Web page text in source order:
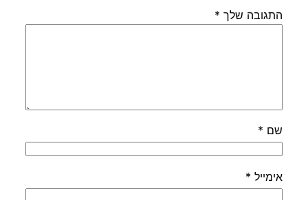
התגובה שלך *
שם *
אימייל *